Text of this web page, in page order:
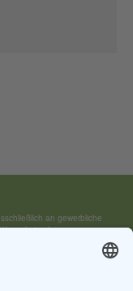
an gewerbliche
keine Lagerware,